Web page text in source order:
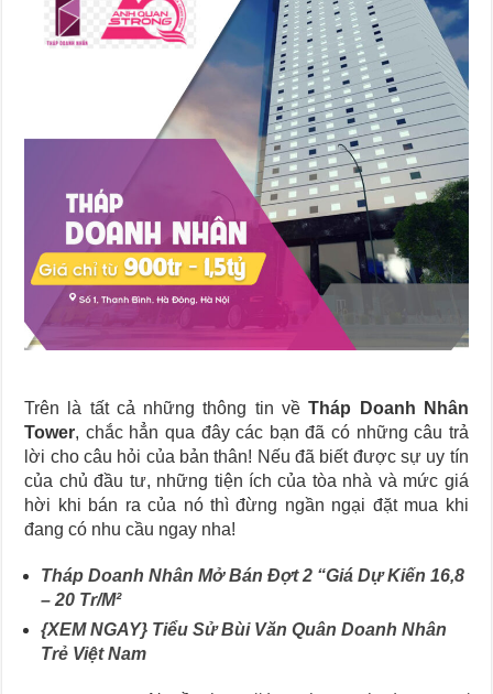
Trên là tất cả những thông tin về Tháp Doanh Nhân
Tower, chắc hẳn qua đây các bạn đã có những câu trả
lời cho câu hỏi của bản thân! Nếu đã biết được sự uy tín
của chủ đầu tư, những tiện ích của tòa nhà và mức giá
hời khi bán ra của nó thì đừng ngần ngại đặt mua khi
đang có nhu cầu ngay nha!
Tháp Doanh Nhân Mở Bán Đợt 2 “Giá Dự Kiến 16,8
– 20 Tr/M²
{XEM NGAY} Tiểu Sử Bùi Văn Quân Doanh Nhân
Trẻ Việt Nam